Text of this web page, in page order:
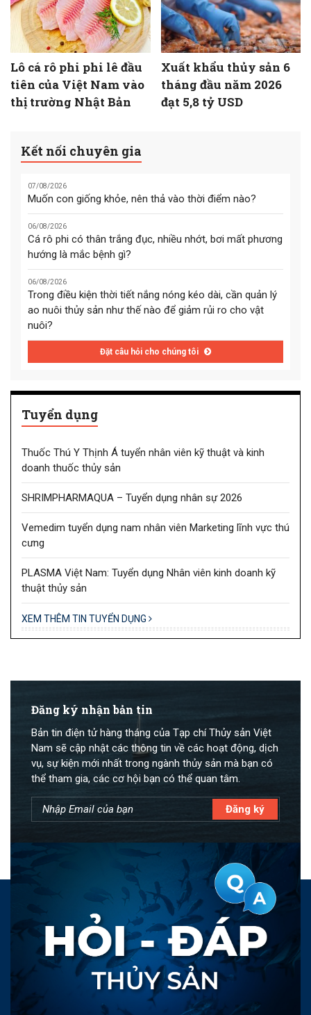
Lô cá rô phi phi lê đầu
tiên của Việt Nam vào
thị trường Nhật Bản
Xuất khẩu thủy sản 6
tháng đầu năm 2026
đạt 5,8 tỷ USD
Kết nối chuyên gia
07/08/2026
Muốn con giống khỏe, nên thả vào thời điểm nào?
06/08/2026
Cá rô phi có thân trắng đục, nhiều nhớt, bơi mất phương
hướng là mắc bệnh gì?
06/08/2026
Trong điều kiện thời tiết nắng nóng kéo dài, cần quản lý
ao nuôi thủy sản như thế nào để giảm rủi ro cho vật
nuôi?
Đặt câu hỏi cho chúng tôi
Tuyển dụng
Thuốc Thú Y Thịnh Á tuyển nhân viên kỹ thuật và kinh
doanh thuốc thủy sản
SHRIMPHARMAQUA – Tuyển dụng nhân sự 2026
Vemedim tuyển dụng nam nhân viên Marketing lĩnh vực thú
cưng
PLASMA Việt Nam: Tuyển dụng Nhân viên kinh doanh kỹ
thuật thủy sản
XEM THÊM TIN TUYỂN DỤNG
Đăng ký nhận bản tin
Bản tin điện tử hàng tháng của Tạp chí Thủy sản Việt
Nam sẽ cập nhật các thông tin về các hoạt động, dịch
vụ, sự kiện mới nhất trong ngành thủy sản mà bạn có
thể tham gia, các cơ hội bạn có thể quan tâm.